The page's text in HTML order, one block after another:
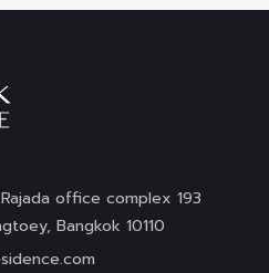
office complex 193
Bangkok 10110